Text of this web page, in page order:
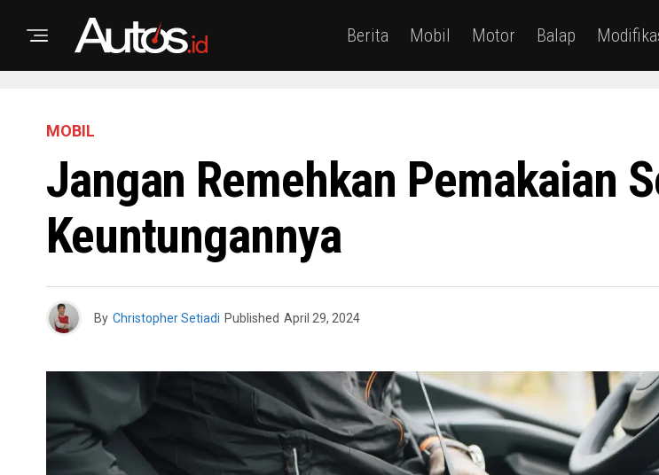
Berita Mobil Motor Balap
MOBIL
Jangan Remehkan Pemakaian
Keuntungannya
By Christopher Setiadi Published April 29, 2024